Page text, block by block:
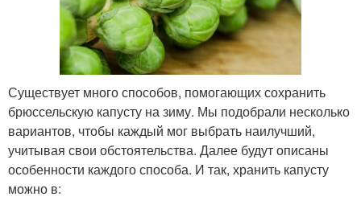
Существует много способов, помогающих сохранить
брюссельскую капусту на зиму. Мы подобрали несколько
вариантов, чтобы каждый мог выбрать наилучший,
учитывая свои обстоятельства. Далее будут описаны
особенности каждого способа. И так, хранить капусту
можно в: